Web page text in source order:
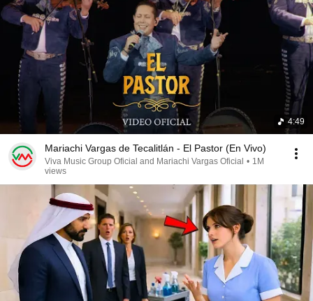
4:49
Mariachi Vargas de Tecalitlán - El Pastor (En Vivo)
Viva Music Group Oficial and Mariachi Vargas Oficial • 1M
views